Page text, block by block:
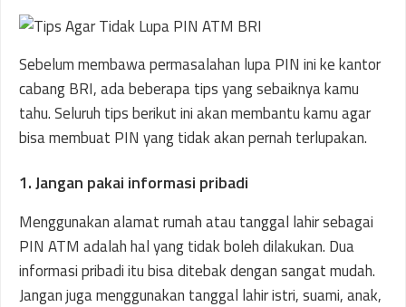
Sebelum membawa permasalahan lupa PIN ini ke kantor
cabang BRI, ada beberapa tips yang sebaiknya kamu
tahu. Seluruh tips berikut ini akan membantu kamu agar
bisa membuat PIN yang tidak akan pernah terlupakan.
1. Jangan pakai informasi pribadi
Menggunakan alamat rumah atau tanggal lahir sebagai
PIN ATM adalah hal yang tidak boleh dilakukan. Dua
informasi pribadi itu bisa ditebak dengan sangat mudah.
Jangan juga menggunakan tanggal lahir istri, suami, anak,